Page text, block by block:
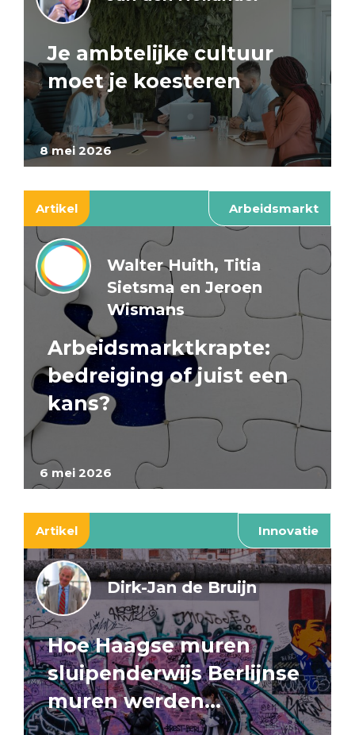
8 mei 2026
Je ambtelijke cultuur
moet je koesteren
Artikel Arbeidsmarkt
6 mei 2026
Walter Huith, Titia
Sietsma en Jeroen
Wismans
Arbeidsmarktkrapte:
bedreiging of juist een
kans?
Artikel Innovatie
Dirk-Jan de Bruijn
Hoe Haagse muren
sluipenderwijs Berlijnse
muren werden…